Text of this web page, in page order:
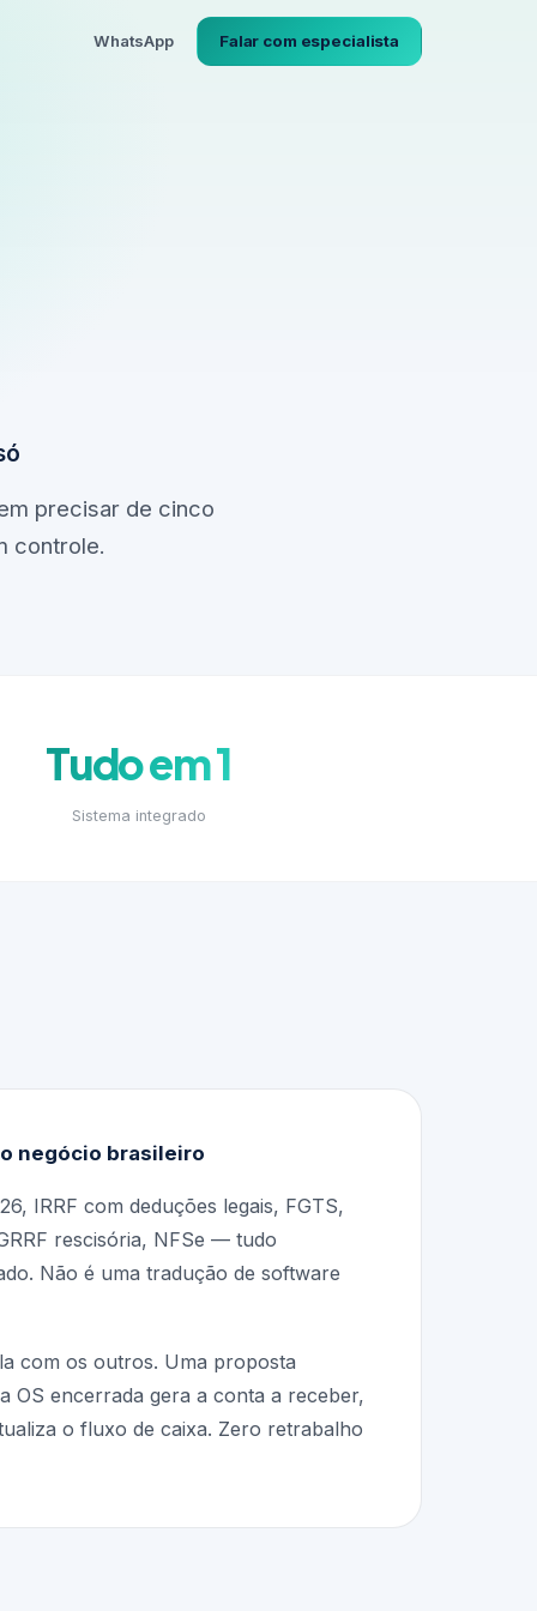
WhatsApp Falar com especialista
precisar de cinco
controle.
Tudo em 1
Sistema integrado
negócio brasileiro
IRRF com deduções legais, FGTS,
rescisória, NFSe — tudo
Não é uma tradução de software
com os outros. Uma proposta
OS encerrada gera a conta a receber,
o fluxo de caixa. Zero retrabalho